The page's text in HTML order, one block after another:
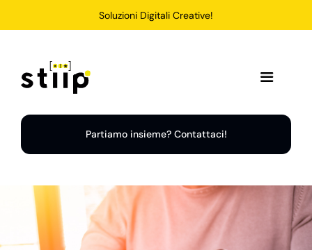
Soluzioni Digitali Creative!
Toggle
Home
Soluzioni
Partiamo insieme? Contattaci!